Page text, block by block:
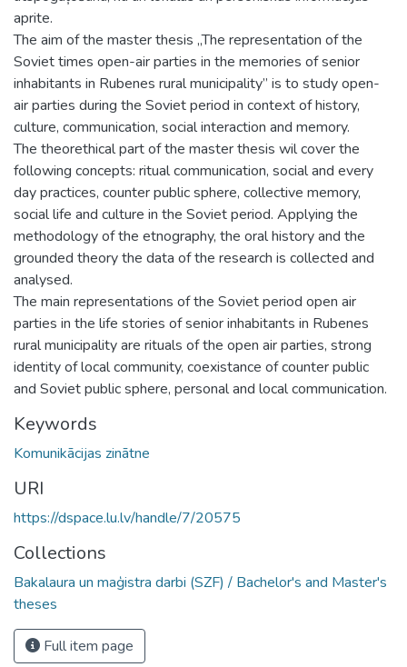
aprite.
The aim of the master thesis „The representation of the
Soviet times open-air parties in the memories of senior
inhabitants in Rubenes rural municipality” is to study open-
air parties during the Soviet period in context of history,
culture, communication, social interaction and memory.
The theorethical part of the master thesis wil cover the
following concepts: ritual communication, social and every
day practices, counter public sphere, collective memory,
social life and culture in the Soviet period. Applying the
methodology of the etnography, the oral history and the
grounded theory the data of the research is collected and
analysed.
The main representations of the Soviet period open air
parties in the life stories of senior inhabitants in Rubenes
rural municipality are rituals of the open air parties, strong
identity of local community, coexistance of counter public
and Soviet public sphere, personal and local communication.
Keywords
Komunikācijas zinātne
URI
https://dspace.lu.lv/handle/7/20575
Collections
Bakalaura un maģistra darbi (SZF) / Bachelor's and Master's
theses
Full item page